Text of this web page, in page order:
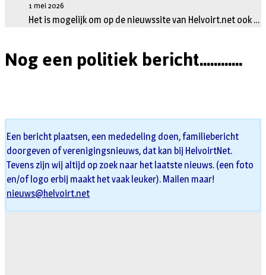
1 mei 2026
Het is mogelijk om op de nieuwssite van Helvoirt.net ook …
Nog een politiek bericht............
Een bericht plaatsen, een mededeling doen, familiebericht
doorgeven of verenigingsnieuws, dat kan bij HelvoirtNet.
Tevens zijn wij altijd op zoek naar het laatste nieuws. (een foto
en/of logo erbij maakt het vaak leuker). Mailen maar!
nieuws@helvoirt.net